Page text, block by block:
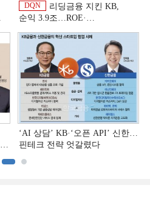
DQN
리딩금융 지킨 KB,
순익 3.9조…ROE·
상반기 금융 리그테이블]
‘AI 상담’ KB·‘오픈 API’ 신한…
핀테크 전략 엇갈렸다